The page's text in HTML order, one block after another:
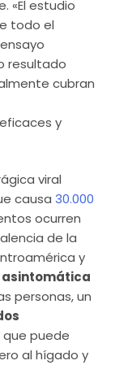
«El estudio
todo el
resultado
cubran
y
viral
causa 30.000
ocurren
de la
y
asintomática
personas, un
que puede
al hígado y